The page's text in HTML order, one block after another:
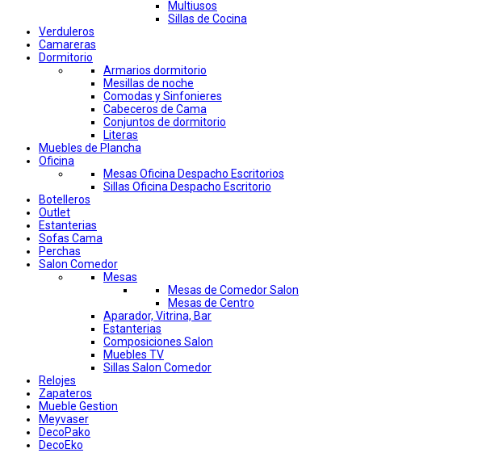
Multiusos
Sillas de Cocina
Verduleros
Camareras
Dormitorio
Armarios dormitorio
Mesillas de noche
Comodas y Sinfonieres
Cabeceros de Cama
Conjuntos de dormitorio
Literas
Muebles de Plancha
Oficina
Mesas Oficina Despacho Escritorios
Sillas Oficina Despacho Escritorio
Botelleros
Outlet
Estanterias
Sofas Cama
Perchas
Salon Comedor
Mesas
Mesas de Comedor Salon
Mesas de Centro
Aparador, Vitrina, Bar
Estanterias
Composiciones Salon
Muebles TV
Sillas Salon Comedor
Relojes
Zapateros
Mueble Gestion
Meyvaser
DecoPako
DecoEko